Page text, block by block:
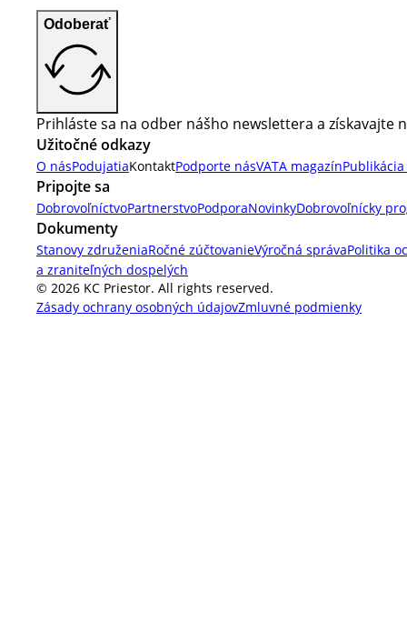
Odoberať
Prihláste sa na odber nášho newslettera a získavajte
Užitočné odkazy
O násPodujatiaKontaktPodporte násVATA magazín
Pripojte sa
DobrovoľníctvoPartnerstvoPodporaNovinkyDobrovoľnícky
Dokumenty
Stanovy združeniaRočné zúčtovanieVýročná správaPolitika
a zraniteľných dospelých
© 2026 KC Priestor. All rights reserved.
Zásady ochrany osobných údajovZmluvné podmienky